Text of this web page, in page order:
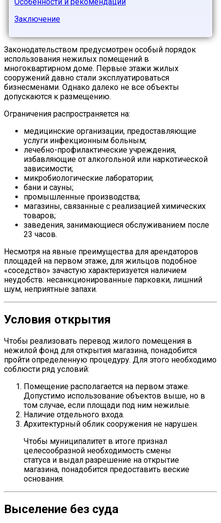
Заключение
Законодательством предусмотрен особый порядок
использования нежилых помещений в
многоквартирном доме. Первые этажи жилых
сооружений давно стали эксплуатироваться
бизнесменами. Однако далеко не все объекты
допускаются к размещению.
Ограничения распространяется на:
медицинские организации, предоставляющие
услуги инфекционным больным;
лечебно-профилактические учреждения,
избавляющие от алкогольной или наркотической
зависимости;
микробиологические лаборатории;
бани и сауны;
промышленные производства;
магазины, связанные с реализацией химических
товаров;
заведения, занимающиеся обслуживанием после
23 часов.
Несмотря на явные преимущества для арендаторов
площадей на первом этаже, для жильцов подобное
«соседство» зачастую характеризуется наличием
неудобств: несанкционированные парковки, лишний
шум, неприятные запахи.
Условия открытия
Чтобы реализовать перевод жилого помещения в
нежилой фонд для открытия магазина, понадобится
пройти определенную процедуру. Для этого необходимо
соблюсти ряд условий:
Помещение располагается на первом этаже.
Допустимо использование объектов выше, но в
том случае, если площади под ним нежилые.
Наличие отдельного входа.
Архитектурный облик сооружения не нарушен.
Чтобы муниципалитет в итоге признал
целесообразной необходимость смены
статуса и выдал разрешение на открытие
магазина, понадобится предоставить веские
основания.
Выселение без суда